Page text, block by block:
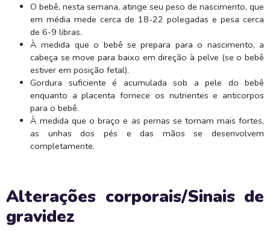
O bebê, nesta semana, atinge seu peso de nascimento, que
em média mede cerca de 18-22 polegadas e pesa cerca
de 6-9 libras.
À medida que o bebê se prepara para o nascimento, a
cabeça se move para baixo em direção à pelve (se o bebê
estiver em posição fetal).
Gordura suficiente é acumulada sob a pele do bebê
enquanto a placenta fornece os nutrientes e anticorpos
para o bebê.
À medida que o braço e as pernas se tornam mais fortes,
as unhas dos pés e das mãos se desenvolvem
completamente.
Alterações corporais/Sinais de
gravidez